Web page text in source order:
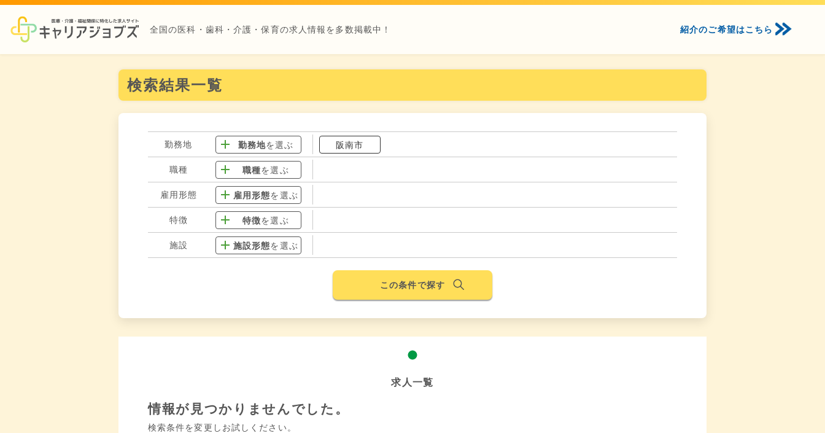
全国の医科・歯科・介護・保育の求人情報を多数掲載中！ 紹介のご希望はこちら
検索結果一覧
勤務地 勤務地を選ぶ 阪南市
職種 職種を選ぶ
雇用形態 雇用形態を選ぶ
特徴 特徴を選ぶ
施設 施設形態を選ぶ
この条件で探す
求人一覧
情報が見つかりませんでした。
検索条件を変更しお試しください。